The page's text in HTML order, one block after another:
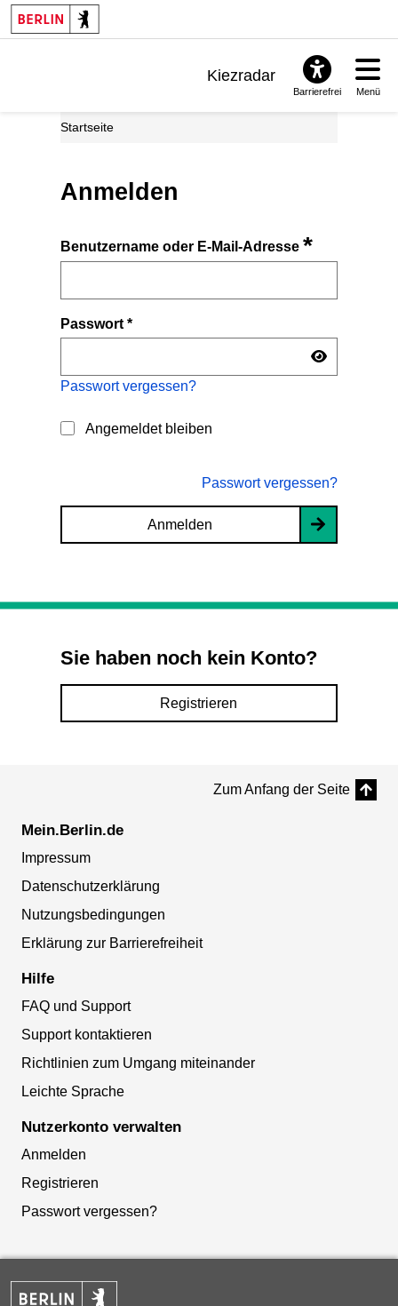
Kiezradar
Barrierefrei Menü
Startseite
Anmelden
Benutzername oder E-Mail-Adresse*
Passwort*
Passwort vergessen?
Angemeldet bleiben
Passwort vergessen?
Anmelden
Sie haben noch kein Konto?
Registrieren
Zum Anfang der Seite
Mein.Berlin.de
Impressum
Datenschutzerklärung
Nutzungsbedingungen
Erklärung zur Barrierefreiheit
Hilfe
FAQ und Support
Support kontaktieren
Richtlinien zum Umgang miteinander
Leichte Sprache
Nutzerkonto verwalten
Anmelden
Registrieren
Passwort vergessen?